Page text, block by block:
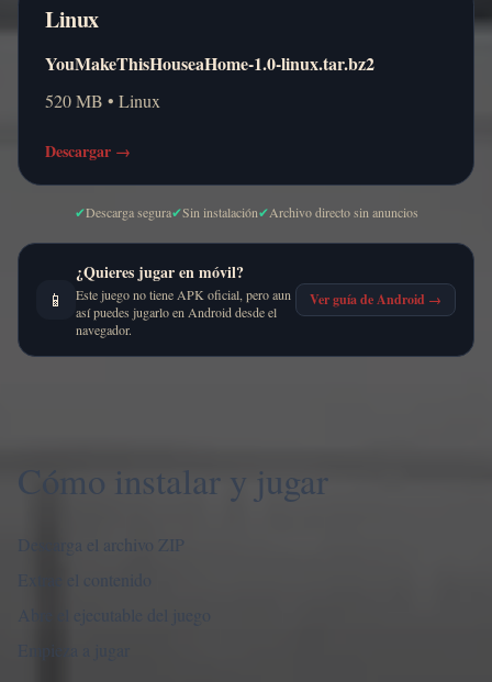
Linux
YouMakeThisHouseaHome-1.0-linux.tar.bz2
520 MB • Linux
Descargar →
✔Descarga segura✔Sin instalación✔Archivo directo sin anuncios
📱
¿Quieres jugar en móvil?
Este juego no tiene APK oficial, pero aun
así puedes jugarlo en Android desde el
navegador.
Ver guía de Android →
Cómo instalar y jugar
Descarga el archivo ZIP
Extrae el contenido